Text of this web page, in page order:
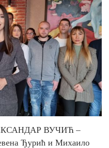
ВУЧИЋ –
Ђурић и Михаило